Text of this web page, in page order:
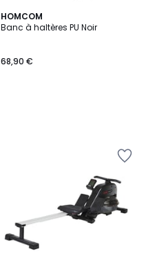
HOMCOM
Banc à haltères PU Noir
68,90 €